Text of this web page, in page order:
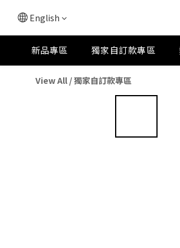
English
新品專區 獨家自訂款專區
View All /獨家自訂款專區